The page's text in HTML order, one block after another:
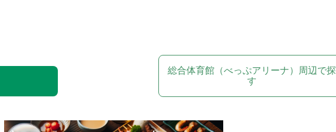
総合体育館（べっぷアリーナ）周辺で探
す